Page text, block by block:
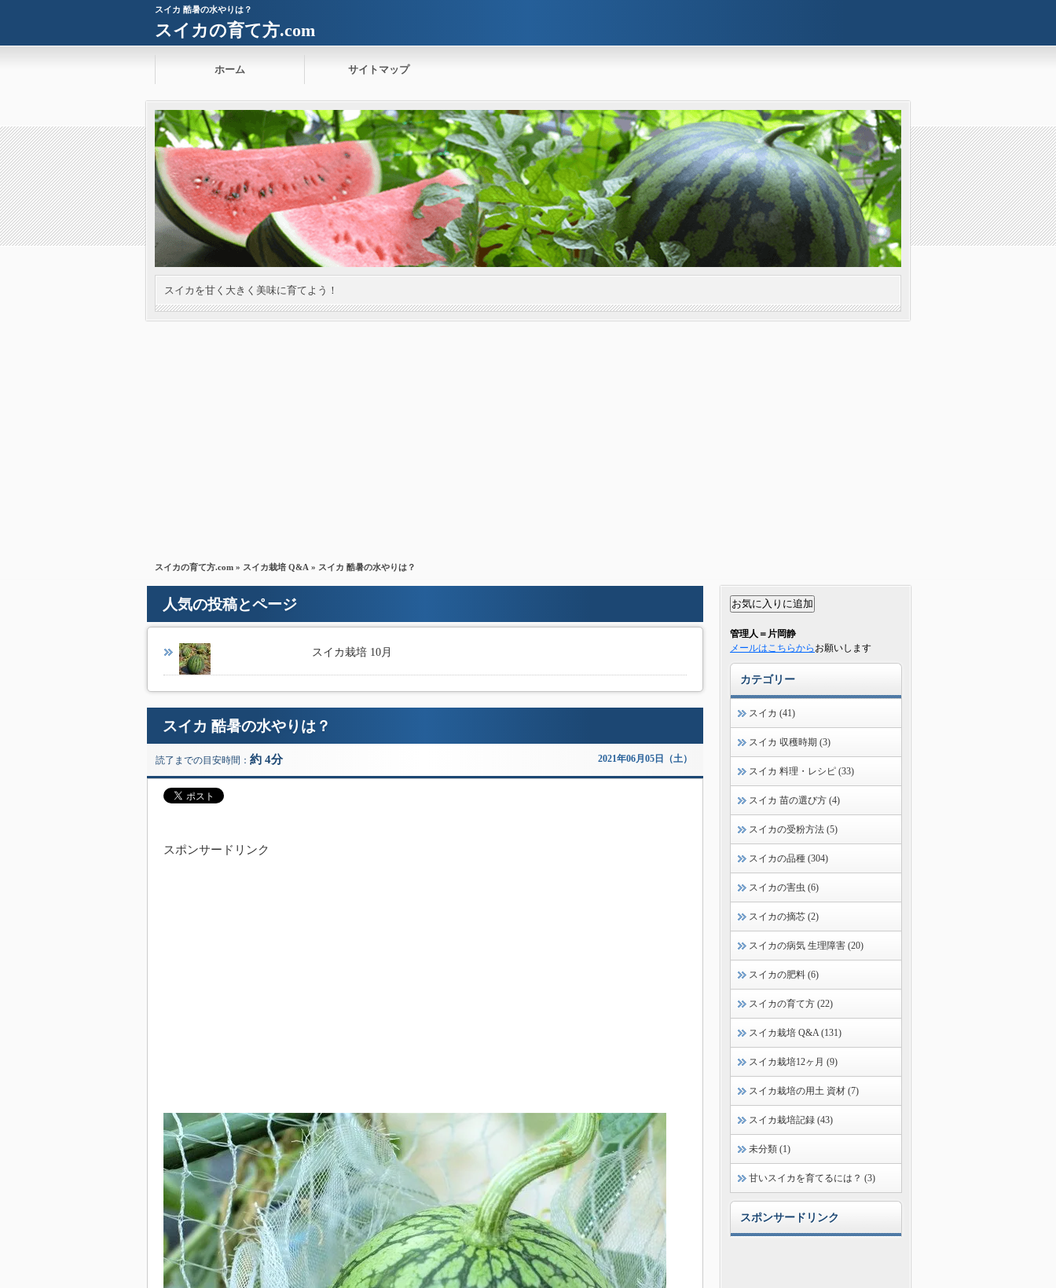
スイカ 酷暑の水やりは？
スイカの育て方.com
ホーム サイトマップ
スイカを甘く大きく美味に育てよう！
スイカの育て方.com » スイカ栽培 Q&A » スイカ 酷暑の水やりは？
人気の投稿とページ
スイカ栽培 10月
スイカ 酷暑の水やりは？
読了までの目安時間： 約 4分 2021年06月05日（土）
スポンサードリンク
管理人＝片岡静
メールはこちらから お願いします
カテゴリー
スイカ (41)
スイカ 収穫時期 (3)
スイカ 料理・レシピ (33)
スイカ 苗の選び方 (4)
スイカの受粉方法 (5)
スイカの品種 (304)
スイカの害虫 (6)
スイカの摘芯 (2)
スイカの病気 生理障害 (20)
スイカの肥料 (6)
スイカの育て方 (22)
スイカ栽培 Q&A (131)
スイカ栽培12ヶ月 (9)
スイカ栽培の用土 資材 (7)
スイカ栽培記録 (43)
未分類 (1)
甘いスイカを育てるには？ (3)
スポンサードリンク